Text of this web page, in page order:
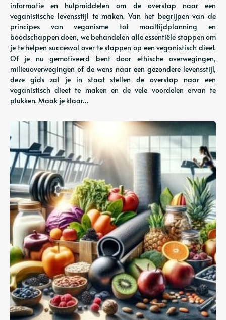
informatie en hulpmiddelen om de overstap naar een
veganistische levensstijl te maken. Van het begrijpen van de
principes van veganisme tot maaltijdplanning en
boodschappen doen, we behandelen alle essentiële stappen om
je te helpen succesvol over te stappen op een veganistisch dieet.
Of je nu gemotiveerd bent door ethische overwegingen,
milieuoverwegingen of de wens naar een gezondere levensstijl,
deze gids zal je in staat stellen de overstap naar een
veganistisch dieet te maken en de vele voordelen ervan te
plukken. Maak je klaar…